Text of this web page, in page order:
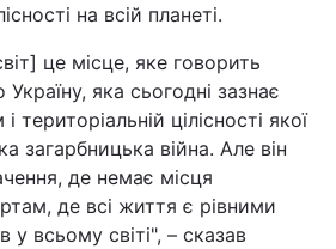
на всій планеті.
це місце, яке говорить
яка сьогодні зазнає
територіальній цілісності якої
загарбницька війна. Але він
де немає місця
де всі життя є рівними
у всьому світі", – сказав